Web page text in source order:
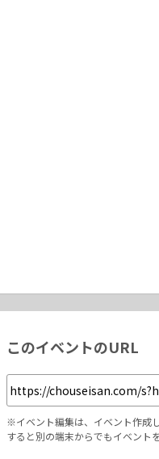
このイベントのURL
※イベント編集は、イベント作成
すると別の端末からでもイベント